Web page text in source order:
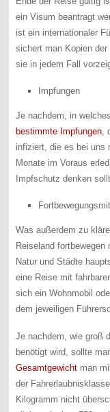
ein Visum beantragt
ist ein internationaler
sichert man Kopien
sie in jedem Fall
Impfungen
Je nachdem, in
bestimmte Impfungen,
infiziert, die es bei uns
Monate im Voraus
Impfschutz denken
Was außerdem zu
Reiseland
Natur und Städte
eine Reise mit
sich ein Wohnmobil
dem jeweiligen
Je nachdem, wie groß
benötigt wird, sollte
Gesamtgewicht man
der
Kilogramm nicht